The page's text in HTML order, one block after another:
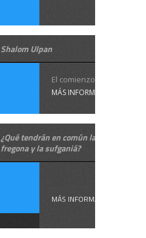
Shalom Ulpan
El comienzo de las ...
MÁS INFORMACIÓN
¿Qué tendrán en común la esponja, la
fregona y la sufganiá?
MÁS INFORMACIÓN